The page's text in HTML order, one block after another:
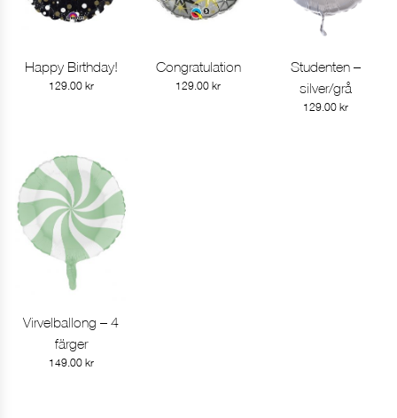
Gå till produkt
Happy Birthday!
129.00 kr
Gå till produkt
Congratulation
129.00kr
Gå till produkt
Studenten –
silver/grå
129.00kr
Gå till produkt
Virvelballong – 4
färger
149.00 kr